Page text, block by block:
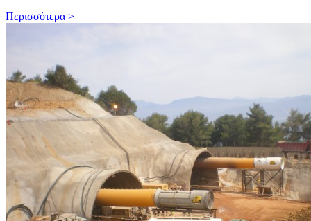
Περισσότερα >